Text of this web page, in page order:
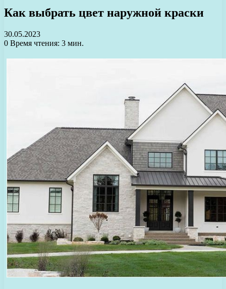
Как выбрать цвет наружной краски
30.05.2023
0 Время чтения: 3 мин.